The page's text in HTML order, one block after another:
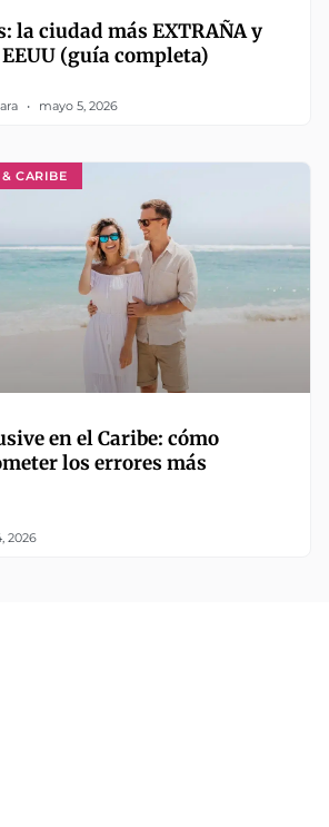
la ciudad más EXTRAÑA y
(guía completa)
mayo 5, 2026
CARIBE
en el Caribe: cómo
los errores más
2026